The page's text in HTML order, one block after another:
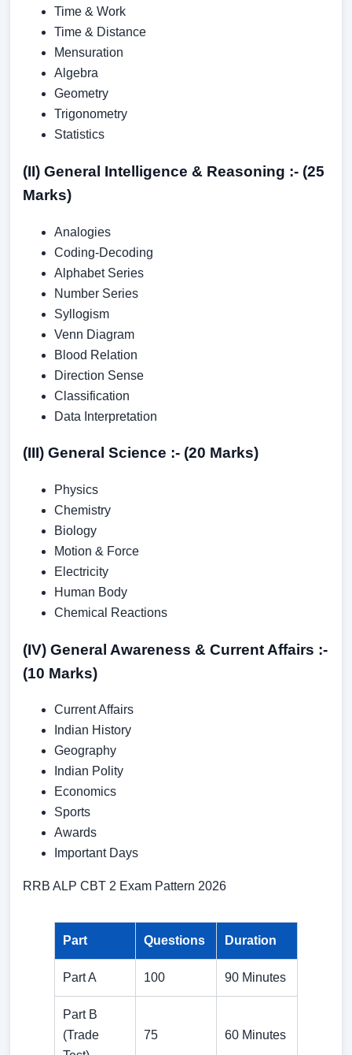
Time & Work
Time & Distance
Mensuration
Algebra
Geometry
Trigonometry
Statistics
(II) General Intelligence & Reasoning :- (25
Marks)
Analogies
Coding-Decoding
Alphabet Series
Number Series
Syllogism
Venn Diagram
Blood Relation
Direction Sense
Classification
Data Interpretation
(III) General Science :- (20 Marks)
Physics
Chemistry
Biology
Motion & Force
Electricity
Human Body
Chemical Reactions
(IV) General Awareness & Current Affairs :-
(10 Marks)
Current Affairs
Indian History
Geography
Indian Polity
Economics
Sports
Awards
Important Days
RRB ALP CBT 2 Exam Pattern 2026
Part Questions Duration
Part A 100 90 Minutes
Part B
(Trade
75 60 Minutes